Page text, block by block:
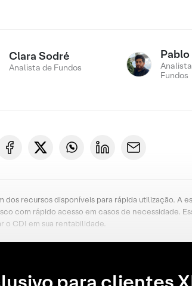
Clara Sodré
Analista de Fundos
Fundos
recursos disponíveis para rápida utilização. A
com rápido acesso em casos de necessidade.
o CDI em sua rentabilidade.